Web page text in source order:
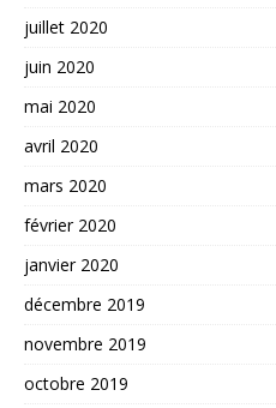
juillet 2020
juin 2020
mai 2020
avril 2020
mars 2020
février 2020
janvier 2020
décembre 2019
novembre 2019
octobre 2019